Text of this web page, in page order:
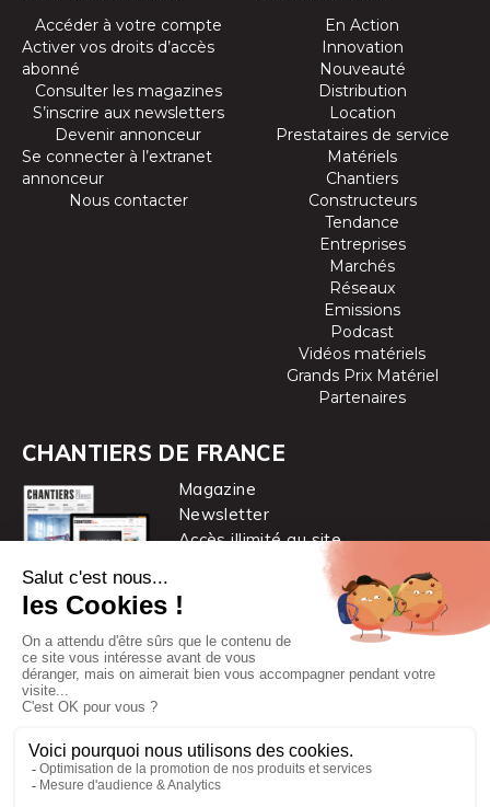
Accéder à votre compte
Activer vos droits d’accès
abonné
Consulter les magazines
S’inscrire aux newsletters
Devenir annonceur
Se connecter à l’extranet
annonceur
Nous contacter
En Action
Innovation
Nouveauté
Distribution
Location
Prestataires de service
Matériels
Chantiers
Constructeurs
Tendance
Entreprises
Marchés
Réseaux
Emissions
Podcast
Vidéos matériels
Grands Prix Matériel
Partenaires
CHANTIERS DE FRANCE
Magazine
Newsletter
Accès illimité au site
Chantiers de France est une marque